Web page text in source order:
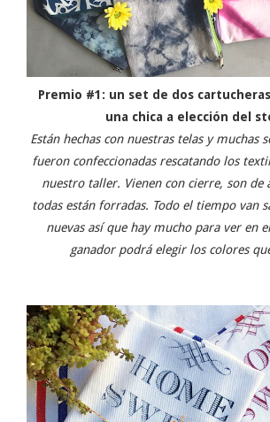
Premio #1: un set de dos
una chica a elección del
Están hechas con nuestras telas y muchas
fueron confeccionadas rescatando los
nuestro taller. Vienen con cierre, son de
todas están forradas. Todo el tiempo van
nuevas así que hay mucho para ver en
ganador podrá elegir los colores